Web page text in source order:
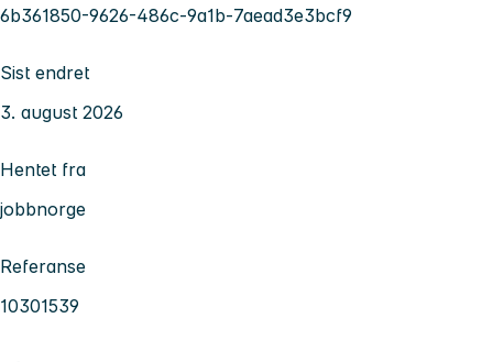
6b361850-9626-486c-9a1b-7aead3e3bcf9
Sist endret
3. august 2026
Hentet fra
jobbnorge
Referanse
10301539